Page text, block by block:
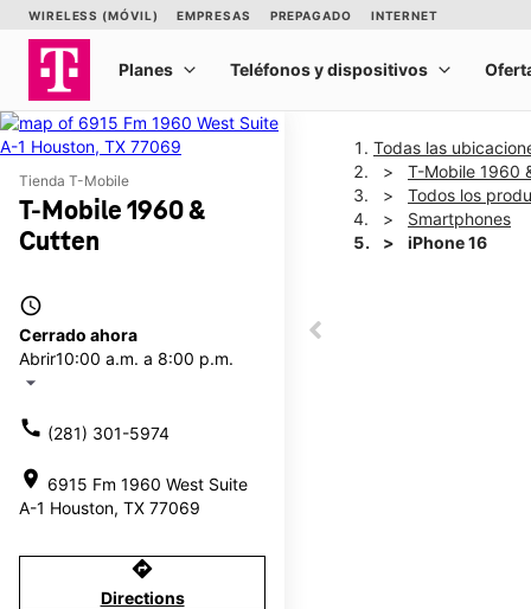
Tienda T-Mobile
T-Mobile 1960 &
Cutten
access_time
Cerrado ahora
Abrir10:00 a.m. a 8:00 p.m.
arrow_drop_down
call (281) 301-5974
location_on 6915 Fm 1960 West Suite
A-1 Houston, TX 77069
directions
Directions
Todas las
T-Mobile 1960
Todos los
Smartphones
iPhone 16